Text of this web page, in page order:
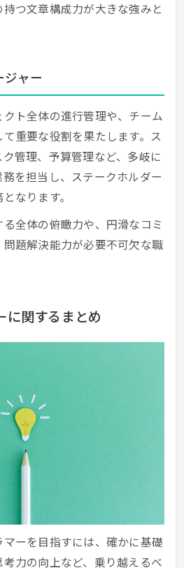
つ文章構成力が大きな強みと
ジャー
ト全体の進行管理や、チーム
重要な役割を果たします。ス
管理、予算管理など、多岐に
を担当し、ステークホルダー
なります。
全体の俯瞰力や、円滑なコミ
題解決能力が必要不可欠な職
に関するまとめ
ーを目指すには、確かに基礎
力の向上など、乗り越えるべ